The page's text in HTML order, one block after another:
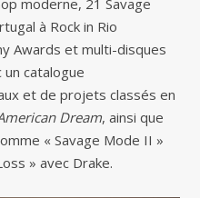
moderne, 21 Savage
à Rock in Rio
Awards et multi-disques
catalogue
et de projets classés en
Dream, ainsi que
« Savage Mode II »
» avec Drake.